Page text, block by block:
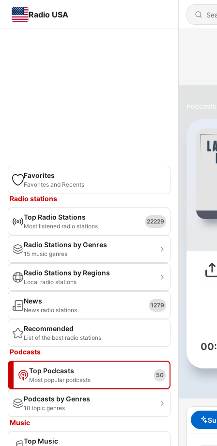
Radio USA
Favorites
Favorites and Recents
Radio stations
Top Radio Stations
Most listened radio stations
22229
Radio Stations by Genres
15 music genres
Radio Stations by Regions
Local radio stations
News
News radio stations
1279
Recommended
List of the best radio stations
Podcasts
Top Podcasts
Most popular podcasts
50
Podcasts by Genres
18 topic genres
Music
Top Music
Podcasts